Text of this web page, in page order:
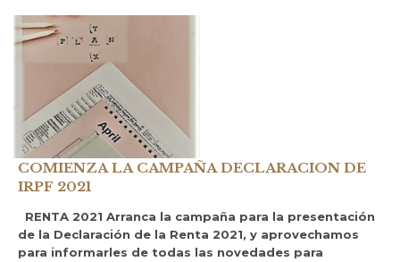
COMIENZA LA CAMPAÑA DECLARACION DE
IRPF 2021
RENTA 2021 Arranca la campaña para la presentación
de la Declaración de la Renta 2021, y aprovechamos
para informarles de todas las novedades para